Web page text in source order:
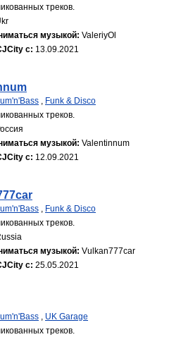
треков.
музыкой: ValeriyOl
с: 13.09.2021
, Funk & Disco
треков.
музыкой: Valentinnum
с: 12.09.2021
, Funk & Disco
треков.
музыкой: Vulkan777car
с: 25.05.2021
, UK Garage
треков.